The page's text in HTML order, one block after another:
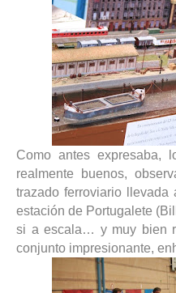
Como antes expresaba,
realmente buenos,
trazado ferroviario llevada
estación de Portugalete
si a escala… y muy bien
conjunto impresionante,